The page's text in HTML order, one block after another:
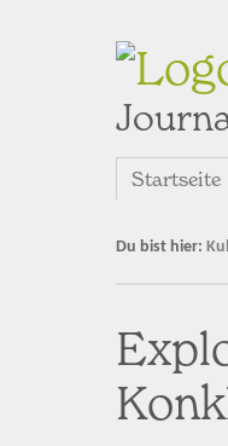
Startseite
Du bist hier: